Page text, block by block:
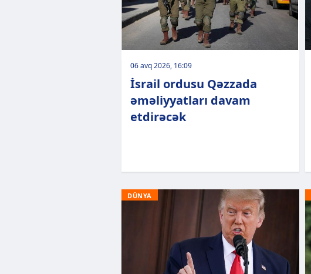
06 avq 2026, 16:09
İsrail ordusu Qəzzada
əməliyyatları davam
etdirəcək
DÜNYA